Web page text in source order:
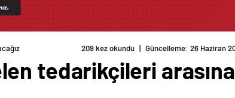
tedarikçileri arasına